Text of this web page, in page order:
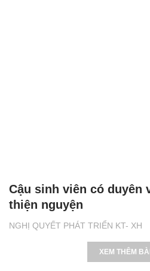
NGHỊ QUYẾT PHÁT TRIỂN KT- XH
Cậu sinh viên có duyên
thiện nguyện
XEM THÊM